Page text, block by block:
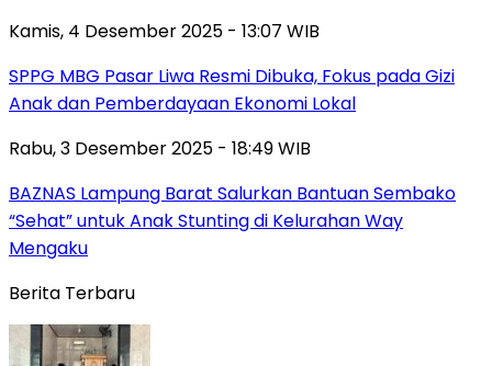
Kamis, 4 Desember 2025 - 13:07 WIB
SPPG MBG Pasar Liwa Resmi Dibuka, Fokus pada Gizi
Anak dan Pemberdayaan Ekonomi Lokal
Rabu, 3 Desember 2025 - 18:49 WIB
BAZNAS Lampung Barat Salurkan Bantuan Sembako
“Sehat” untuk Anak Stunting di Kelurahan Way
Mengaku
Berita Terbaru